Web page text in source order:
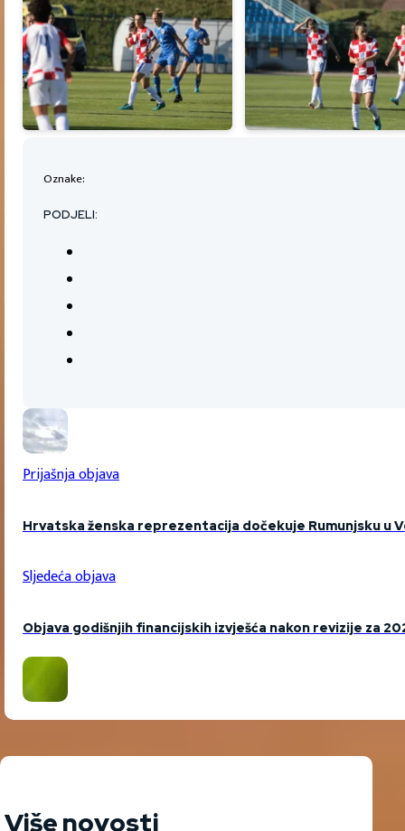
Oznake:
PODJELI:
Prijašnja objava
Hrvatska ženska reprezentacija dočekuje Rumunjsku u
Sljedeća objava
Objava godišnjih financijskih izvješća nakon revizije za
Više novosti